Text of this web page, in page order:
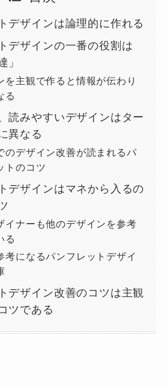
デザインは論理的に作れる
デザインの一番の役割は
」
を主観で作ると情報が伝わり
る
読みやすいデザインはター
異なる
のデザイン改善が読まれるパ
トのコツ
デザインはマネから入るの
イナーも他のデザインを参考
る
考になるパンフレットデザイ
デザイン改善のコツは主観
ツである